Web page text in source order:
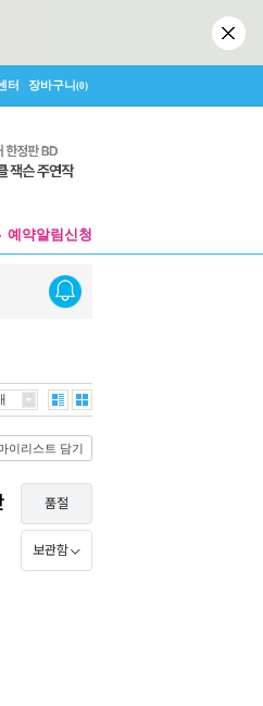
터 장바구니(0)
예약알림신청
이리스트 담기
품절
보관함